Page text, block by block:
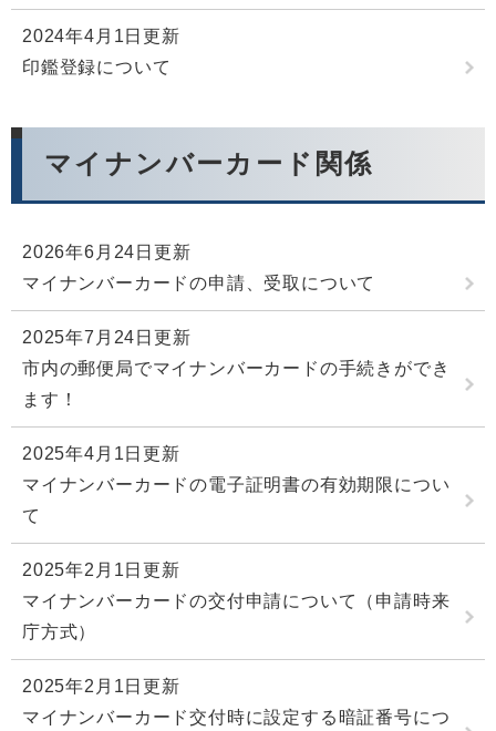
2024年4月1日更新
印鑑登録について
マイナンバーカード関係
2026年6月24日更新
マイナンバーカードの申請、受取について
2025年7月24日更新
市内の郵便局でマイナンバーカードの手続きができ
ます！
2025年4月1日更新
マイナンバーカードの電子証明書の有効期限につい
て
2025年2月1日更新
マイナンバーカードの交付申請について（申請時来
庁方式）
2025年2月1日更新
マイナンバーカード交付時に設定する暗証番号につ